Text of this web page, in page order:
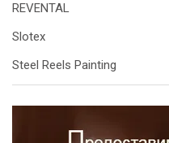
REVENTAL
Slotex
Steel Reels Painting